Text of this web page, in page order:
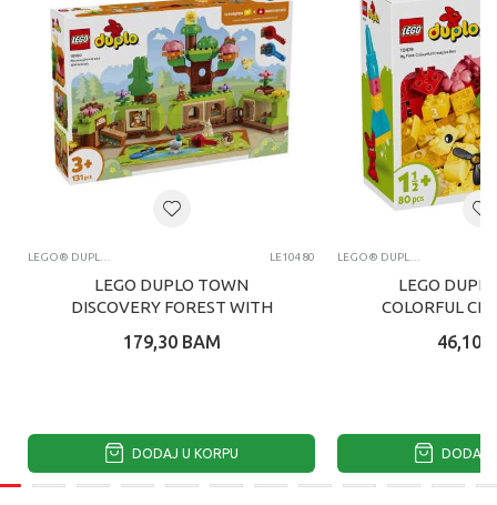
LEGO® DUPLO® LE10480
LEGO DUPLO TOWN
DISCOVERY FOREST WITH
179,30 BAM
DODAJ U KORPU
LEGO® DUPLO®
LEGO
COLORFUL
46,10
DODAJ